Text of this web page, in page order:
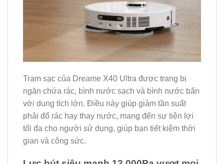
Trạm sạc của Dreame X40 Ultra được trang bị
ngăn chứa rác, bình nước sạch và bình nước bẩn
với dung tích lớn. Điều này giúp giảm tần suất
phải đổ rác hay thay nước, mang đến sự tiện lợi
tối đa cho người sử dụng, giúp bạn tiết kiệm thời
gian và công sức.